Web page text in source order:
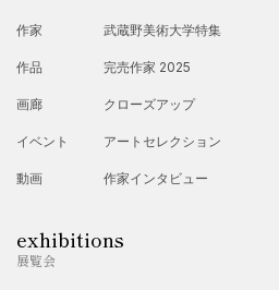
作家
作品
画廊
イベント
動画
武蔵野美術大学特集
完売作家 2025
クローズアップ
アートセレクション
作家インタビュー
exhibitions
展覧会